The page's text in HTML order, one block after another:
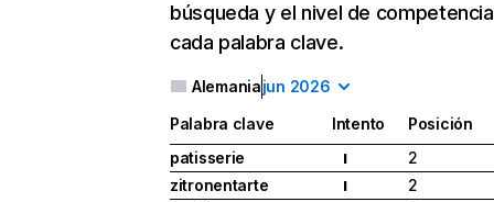
búsqueda y el nivel de
cada palabra clave.
Alemaniajun 2026
Palabra clave Intento
Posición
patisserie
I
2
zitronentarte
I
2